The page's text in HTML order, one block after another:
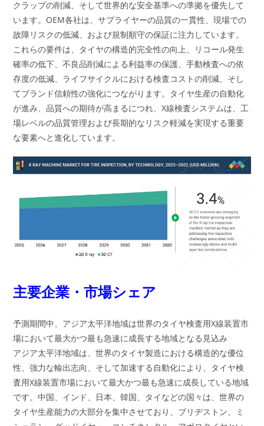
クラップの削減、そして世界的な安全基準への準拠を優先して
います。OEM各社は、サプライヤーの品質の一貫性、現場での
故障リスクの低減、および規制順守の保証に注力しています。
これらの要件は、タイヤの構造的完全性の向上、リコール発生
確率の低下、不良品削減による利益率の保護、手動検査への依
存度の低減、ライフサイクルにおける検査コストの削減、そし
てブランド信頼性の強化につながります。タイヤ生産の自動化
が進み、品質への期待が高まるにつれ、X線検査システムは、工
場レベルの品質管理および長期的なリスク軽減を実現する重要
な要素へと進化しています。
主要企業・市場シェア
予測期間中、アジア太平洋地域は世界のタイヤ検査用X線装置市
場において最大かつ最も急速に成長する地域となる見込み
アジア太平洋地域は、世界のタイヤ製造における構造的な優位
性、強力な輸出志向、そして加速する自動化により、タイヤ検
査用X線装置市場において最大かつ最も急速に成長している地域
です。中国、インド、日本、韓国、タイなどの国々は、世界の
タイヤ生産能力の大部分を集中させており、ブリヂストン、ミ